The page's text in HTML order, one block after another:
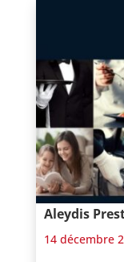
Aleydis
14 décembre